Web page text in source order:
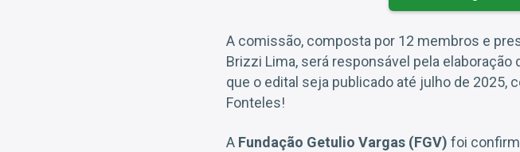
A comissão, composta por 12 membros e
Brizzi Lima, será responsável pela
que o edital seja publicado até julho de 2025,
Fonteles!
A Fundação Getulio Vargas (FGV) foi